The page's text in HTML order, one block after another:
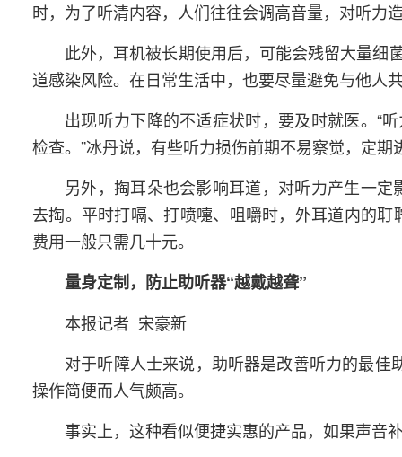
时，为了听清内容，人们往往会调高音量，对听力
此外，耳机被长期使用后，可能会残留大量细
道感染风险。在日常生活中，也要尽量避免与他人
出现听力下降的不适症状时，要及时就医。“
检查。”冰丹说，有些听力损伤前期不易察觉，定
另外，掏耳朵也会影响耳道，对听力产生一
去掏。平时打嗝、打喷嚏、咀嚼时，外耳道内的
费用一般只需几十元。
量身定制，防止助听器“越戴越聋”
本报记者 宋豪新
对于听障人士来说，助听器是改善听力的最佳
操作简便而人气颇高。
事实上，这种看似便捷实惠的产品，如果声音